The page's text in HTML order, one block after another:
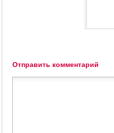
Отправить комментарий